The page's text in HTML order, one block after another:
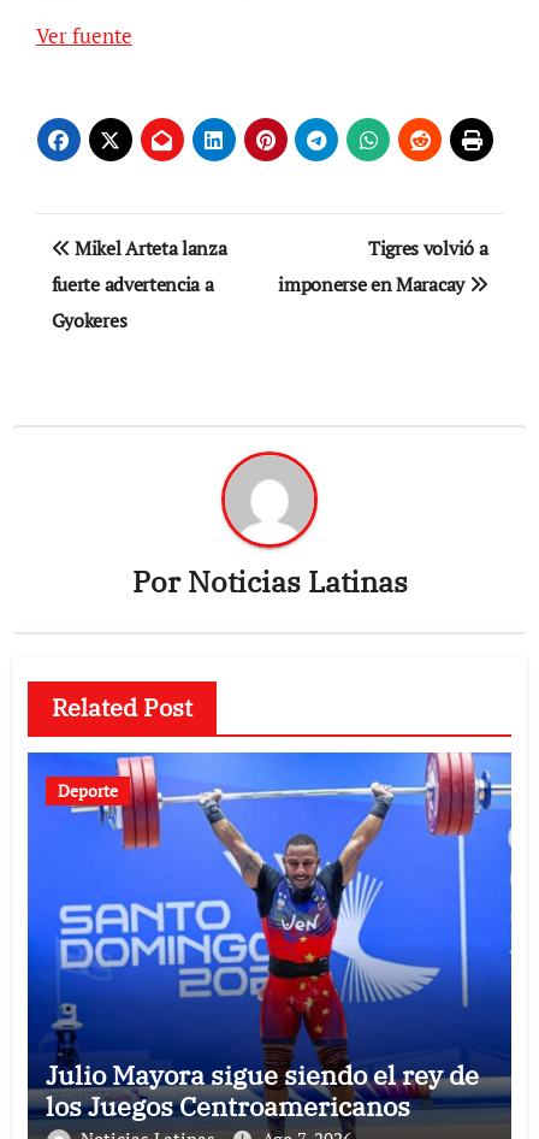
Ver fuente
Navegación
de
entradas
Mikel Arteta lanza
fuerte advertencia a
Gyokeres
Tigres volvió a
imponerse en Maracay
PorNoticias Latinas
Related Post
Deporte
Julio Mayora sigue siendo el rey de
los Juegos Centroamericanos